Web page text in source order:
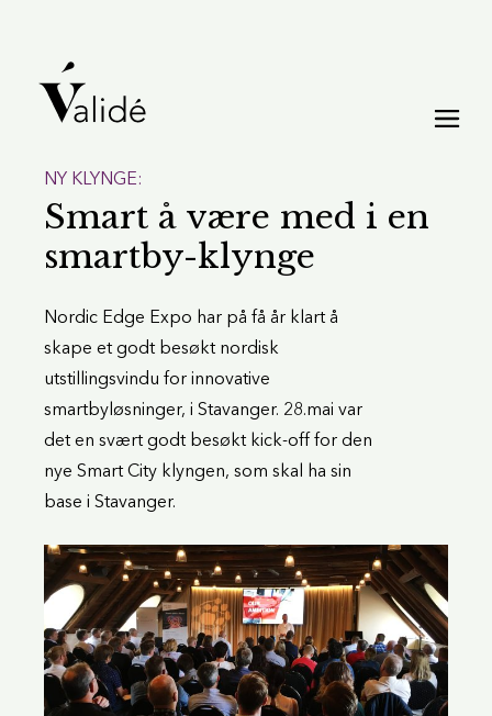
NY KLYNGE:
Smart å være med i en
smartby-klynge
Nordic Edge Expo har på få år klart å
skape et godt besøkt nordisk
utstillingsvindu for innovative
smartbyløsninger, i Stavanger. 28.mai var
det en svært godt besøkt kick-off for den
nye Smart City klyngen, som skal ha sin
base i Stavanger.